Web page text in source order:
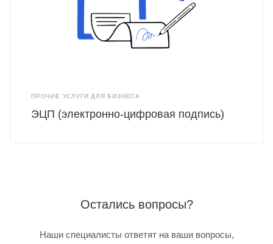
ПРОЧИЕ УСЛУГИ ДЛЯ БИЗНЕСА
ЭЦП (электронно-цифровая подпись)
Остались вопросы?
Наши специалисты ответят на ваши вопросы,